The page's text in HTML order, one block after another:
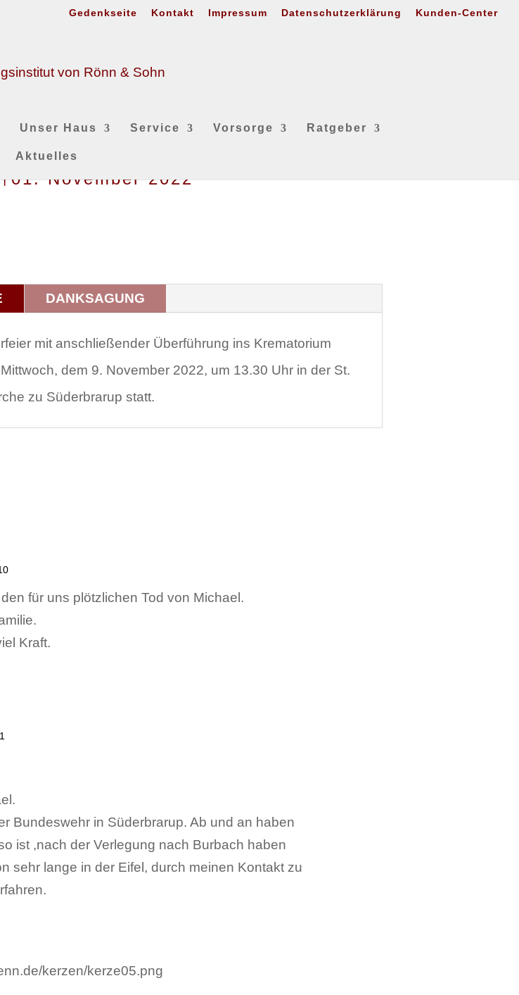
Gedenkseite Kontakt Impressum Datenschutzerklärung Kunden-Center
Unser Haus Service Vorsorge Ratgeber
Aktuelles
November 2022
DANKSAGUNG
mit anschließender Überführung ins Krematorium
dem 9. November 2022, um 13.30 Uhr in der St.
zu Süderbrarup statt.
für uns plötzlichen Tod von Michael.
Kraft.
Bundeswehr in Süderbrarup. Ab und an haben
ist ,nach der Verlegung nach Burbach haben
sehr lange in der Eifel, durch meinen Kontakt zu